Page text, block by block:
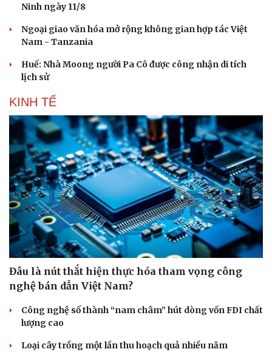
Ninh ngày 11/8
Ngoại giao văn hóa mở rộng không gian hợp tác Việt
Nam - Tanzania
Huế: Nhà Moong người Pa Cô được công nhận di tích
lịch sử
KINH TẾ
Đâu là nút thắt hiện thực hóa tham vọng công
nghệ bán dẫn Việt Nam?
Công nghệ số thành “nam châm” hút dòng vốn FDI chất
lượng cao
Loại cây trồng một lần thu hoạch quả nhiều năm